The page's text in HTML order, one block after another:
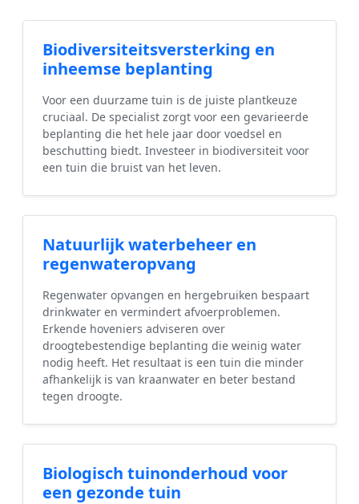
Biodiversiteitsversterking en
inheemse beplanting
Voor een duurzame tuin is de juiste plantkeuze
cruciaal. De specialist zorgt voor een gevarieerde
beplanting die het hele jaar door voedsel en
beschutting biedt. Investeer in biodiversiteit voor
een tuin die bruist van het leven.
Natuurlijk waterbeheer en
regenwateropvang
Regenwater opvangen en hergebruiken bespaart
drinkwater en vermindert afvoerproblemen.
Erkende hoveniers adviseren over
droogtebestendige beplanting die weinig water
nodig heeft. Het resultaat is een tuin die minder
afhankelijk is van kraanwater en beter bestand
tegen droogte.
Biologisch tuinonderhoud voor
een gezonde tuin